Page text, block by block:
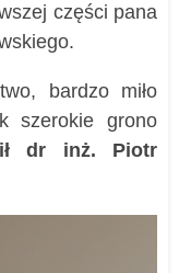
części pana
bardzo miło
szerokie grono
dr inż. Piotr